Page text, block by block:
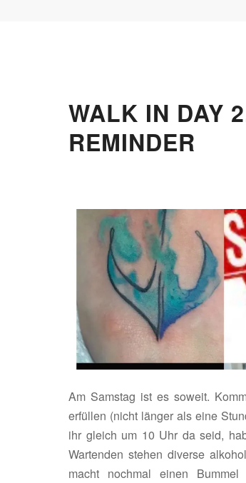
WALK IN DAY
REMINDER
Am Samstag ist es soweit.
erfüllen (nicht länger als eine
ihr gleich um 10 Uhr da seid,
Wartenden stehen diverse
macht nochmal einen